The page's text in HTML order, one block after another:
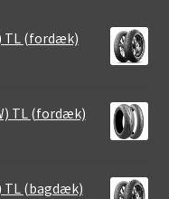
TL (fordæk)
TL (fordæk)
TL (bagdæk)